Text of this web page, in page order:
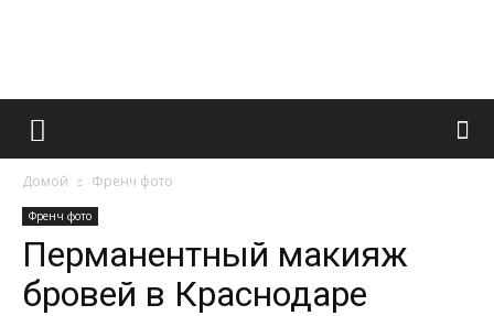
Французский
и
Домой Френч фото
Френч фото
Перманентный макияж
бровей в Краснодаре